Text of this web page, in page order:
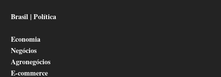
Brasil | Política
Economia
Negócios
Agronegócios
E-commerce